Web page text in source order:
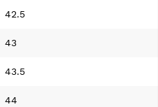
42.5
43
43.5
44